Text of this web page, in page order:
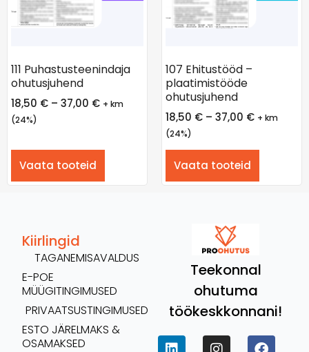
111 Puhastusteenindaja
ohutusjuhend
18,50 € – 37,00 € + km
(24%)
Vaata tooteid
107 Ehitustööd –
plaatimistööde
ohutusjuhend
18,50 € – 37,00 € + km
(24%)
Vaata tooteid
Teekonnal
ohutuma
töökeskkonnani!
Kiirlingid
TAGANEMISAVALDUS
E-POE
MÜÜGITINGIMUSED
PRIVAATSUSTINGIMUSED
ESTO JÄRELMAKS &
OSAMAKSED